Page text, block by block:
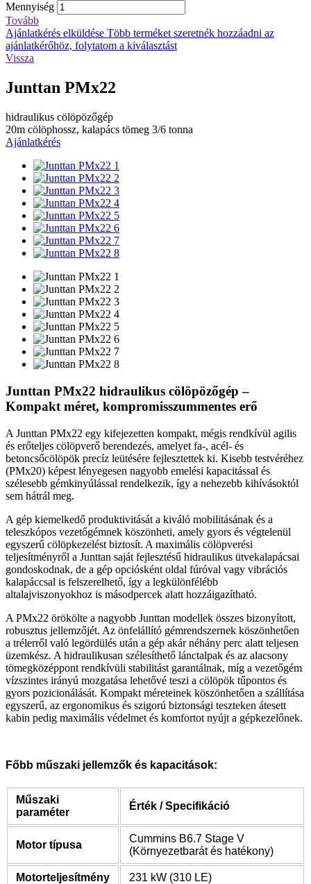
Mennyiség
Tovább
Ajánlatkérés elküldése Több terméket szeretnék hozzáadni az
ajánlatkérőhöz, folytatom a kiválasztást
Vissza
Junttan PMx22
hidraulikus cölöpözőgép
20m cölöphossz, kalapács tömeg 3/6 tonna
Ajánlatkérés
Junttan PMx22 hidraulikus cölöpözőgép –
Kompakt méret, kompromisszummentes erő
A Junttan PMx22 egy kifejezetten kompakt, mégis rendkívül agilis
és erőteljes cölöpverő berendezés, amelyet fa-, acél- és
betoncsőcölöpök precíz leütésére fejlesztettek ki. Kisebb testvéréhez
(PMx20) képest lényegesen nagyobb emelési kapacitással és
szélesebb gémkinyúlással rendelkezik, így a nehezebb kihívásoktól
sem hátrál meg.
A gép kiemelkedő produktivitását a kiváló mobilitásának és a
teleszkópos vezetőgémnek köszönheti, amely gyors és végtelenül
egyszerű cölöpkezelést biztosít. A maximális cölöpverési
teljesítményről a Junttan saját fejlesztésű hidraulikus ütvekalapácsai
gondoskodnak, de a gép opciósként oldal fúróval vagy vibrációs
kalapáccsal is felszerelhető, így a legkülönfélébb
altalajviszonyokhoz is másodpercek alatt hozzáigazítható.
A PMx22 örökölte a nagyobb Junttan modellek összes bizonyított,
robusztus jellemzőjét. Az önfelállító gémrendszernek köszönhetően
a trélerről való legördülés után a gép akár néhány perc alatt teljesen
üzemkész. A hidraulikusan szélesíthető lánctalpak és az alacsony
tömegközéppont rendkívüli stabilitást garantálnak, míg a vezetőgém
vízszintes irányú mozgatása lehetővé teszi a cölöpök tűpontos és
gyors pozicionálását. Kompakt méreteinek köszönhetően a szállítása
egyszerű, az ergonomikus és szigorú biztonsági teszteken átesett
kabin pedig maximális védelmet és komfortot nyújt a gépkezelőnek.
Főbb műszaki jellemzők és kapacitások:
Műszaki
paraméter
Érték / Specifikáció
Motor típusa
Cummins B6.7 Stage V
(Környezetbarát és hatékony)
Motorteljesítmény 231 kW (310 LE)